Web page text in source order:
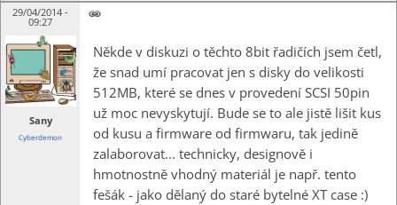
29/04/2014 -
09:27
Sany
Cyberdemon
Někde v diskuzi o těchto 8bit řadičích jsem četl,
že snad umí pracovat jen s disky do velikosti
512MB, které se dnes v provedení SCSI 50pin
už moc nevyskytují. Bude se to ale jistě lišit kus
od kusu a firmware od firmwaru, tak jedině
zalaborovat... technicky, designově i
hmotnostně vhodný materiál je např. tento
fešák - jako dělaný do staré bytelné XT case :)